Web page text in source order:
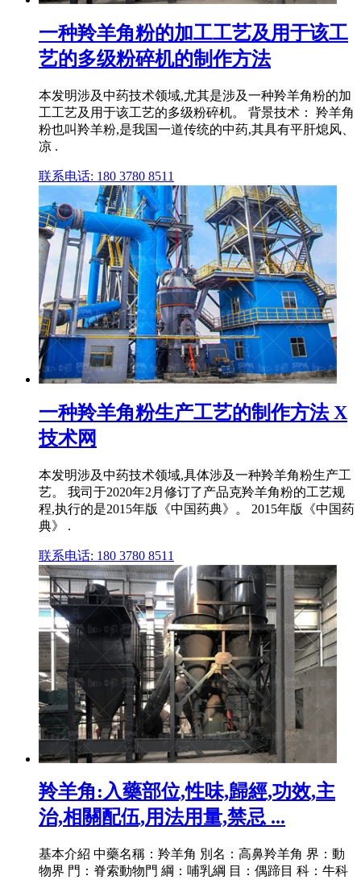
一种羚羊角粉的加工工艺及用于该工
艺的多级粉碎机的制作方法
本发明涉及中药技术领域,尤其是涉及一种羚羊角粉的加
工工艺及用于该工艺的多级粉碎机。 背景技术： 羚羊角
粉也叫羚羊粉,是我国一道传统的中药,其具有平肝熄风、
凉 .
联系电话: 180 3780 8511
一种羚羊角粉生产工艺的制作方法 X
技术网
本发明涉及中药技术领域,具体涉及一种羚羊角粉生产工
艺。 我司于2020年2月修订了产品克羚羊角粉的工艺规
程,执行的是2015年版《中国药典》。 2015年版《中国药
典》 .
联系电话: 180 3780 8511
羚羊角:入藥部位,性味,歸經,功效,主
治,相關配伍,用法用量,禁忌 ...
基本介紹 中藥名稱：羚羊角 別名：高鼻羚羊角 界：動
物界 門：脊索動物門 綱：哺乳綱 目：偶蹄目 科：牛科